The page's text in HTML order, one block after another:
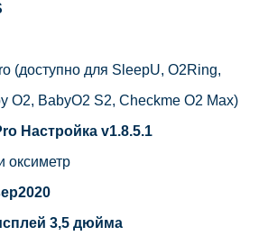
(доступно для SleepU, O2Ring,
O2, BabyO2 S2, Checkme O2 Max)
Настройка v1.8.5.1
оксиметр
3,5 дюйма